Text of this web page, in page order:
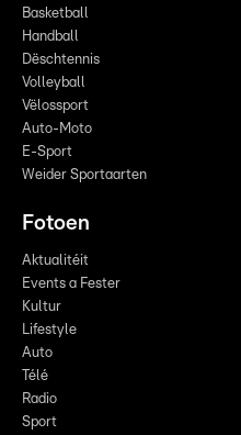
Basketball
Handball
Dëschtennis
Volleyball
Vëlossport
Auto-Moto
E-Sport
Weider Sportaarten
Fotoen
Aktualitéit
Events a Fester
Kultur
Lifestyle
Auto
Télé
Radio
Sport